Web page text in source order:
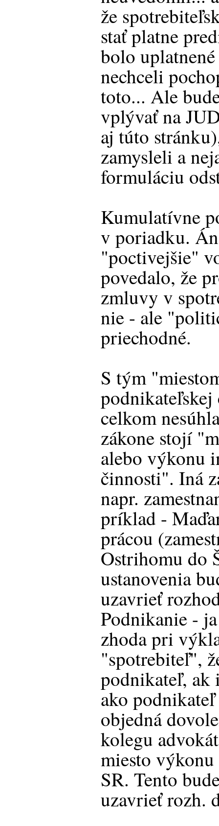
že
stať platne
bolo
nechceli
toto... Ale
vplývať na
aj túto
zamysleli a
formuláciu
Kumulatívne
v poriadku.
"poctivejšie"
povedalo, že
zmluvy v
nie - ale
priechodné.
S tým
celkom
zákone stojí
alebo výkonu
činnosti". Iná
napr.
príklad -
prácou
Ostrihomu do
ustanovenia
uzavrieť
Podnikanie -
zhoda pri
"spotrebiteľ",
podnikateľ, ak
ako
objedná
kolegu
miesto
SR. Tento
uzavrieť rozh.